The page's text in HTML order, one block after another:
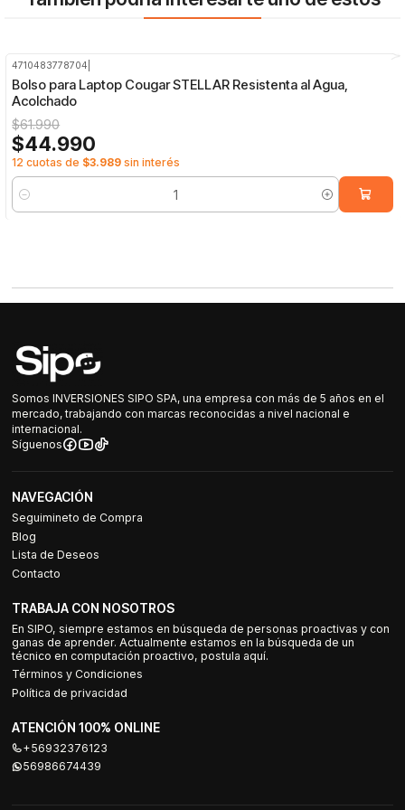
4710483778704
Bolso para Laptop Cougar STELLAR Resistenta al Agua,
Acolchado
$61.990
$44.990
12 cuotas de $3.989 sin interés
Cantidad
Somos INVERSIONES SIPO SPA, una empresa con más de 5 años en el
mercado, trabajando con marcas reconocidas a nivel nacional e
internacional.
Síguenos
NAVEGACIÓN
Seguimineto de Compra
Blog
Lista de Deseos
Contacto
TRABAJA CON NOSOTROS
En SIPO, siempre estamos en búsqueda de personas proactivas y con
ganas de aprender. Actualmente estamos en la búsqueda de un
técnico en computación proactivo, postula aquí.
Términos y Condiciones
Política de privacidad
ATENCIÓN 100% ONLINE
+56932376123
56986674439